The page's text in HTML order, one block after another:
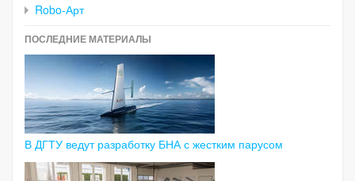
Robo-Арт
ПОСЛЕДНИЕ МАТЕРИАЛЫ
В ДГТУ ведут разработку БНА с жестким парусом